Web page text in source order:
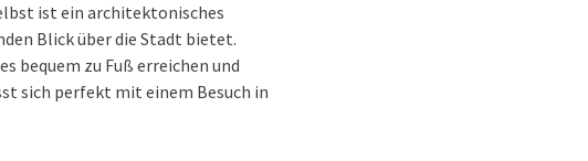
ist ein architektonisches
Blick über die Stadt bietet.
bequem zu Fuß erreichen und
sich perfekt mit einem Besuch in